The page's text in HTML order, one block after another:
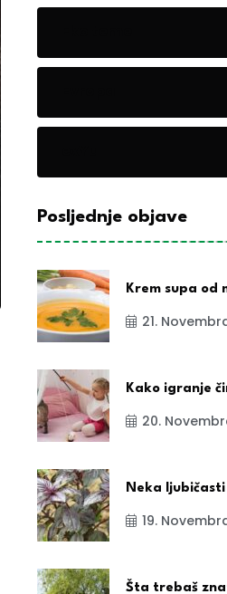
Posljednje objave
Krem supa od
21.
Kako igranje
20.
Neka
19.
Šta trebaš